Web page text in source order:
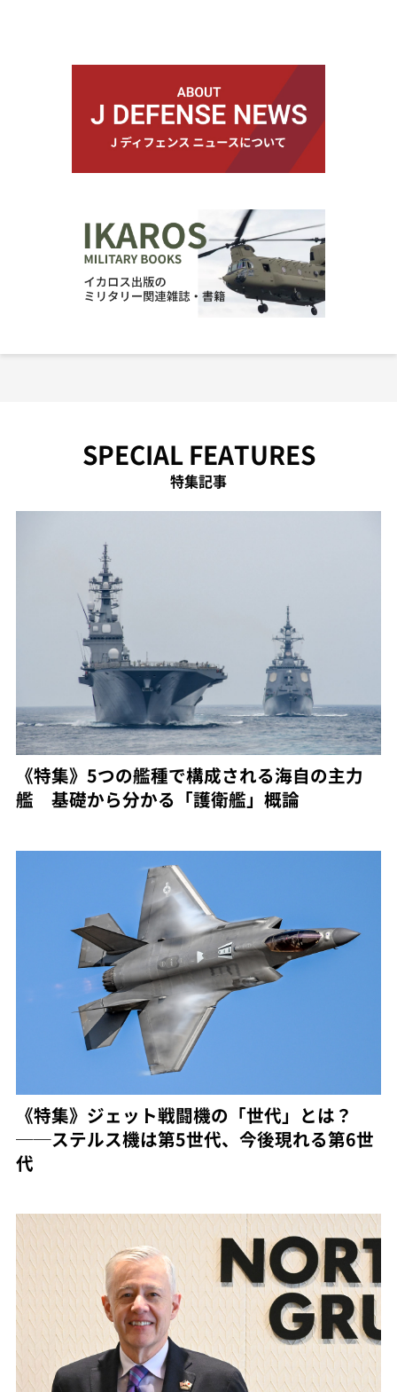
SPECIAL FEATURES
特集記事
《特集》5つの艦種で構成される海自の主力
艦 基礎から分かる「護衛艦」概論
《特集》ジェット戦闘機の「世代」とは？
──ステルス機は第5世代、今後現れる第6世
代